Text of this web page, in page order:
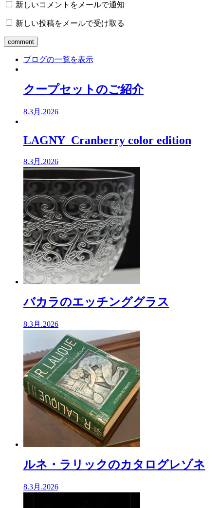
新しいコメントをメールで通知
新しい投稿をメールで受け取る
ブログの一覧を表示
クープセットのご紹介
8.3月.2026
LAGNY Cranberry color edition
8.3月.2026
バカラのエッチンググラス
8.3月.2026
ルネ・ラリックのカタログレゾネ
8.3月.2026